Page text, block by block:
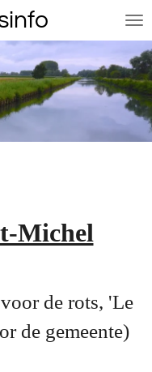
Michel
de rots, 'Le
de gemeente)